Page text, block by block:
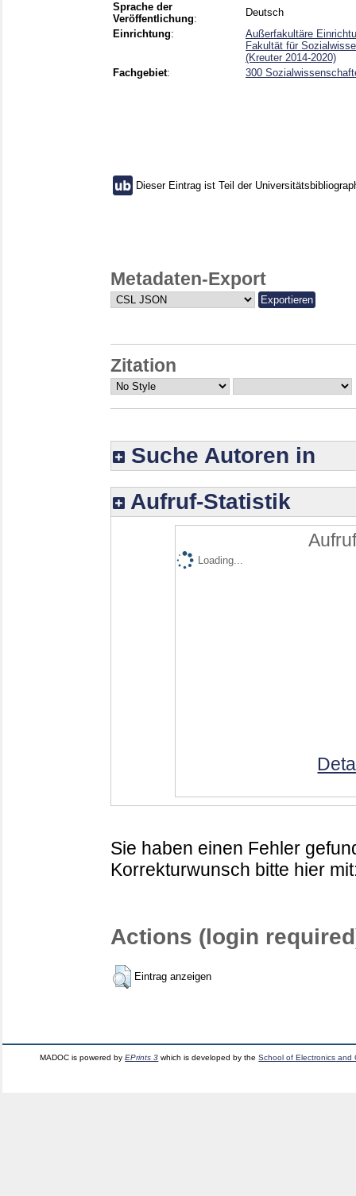
Sprache der
Veröffentlichung:
Deutsch
Einrichtung:
Außerfakultäre
Fakultät für
(Kreuter 2014-2020)
Fachgebiet: 300
Dieser Eintrag ist Teil der
Metadaten-Export
Zitation
Suche Autoren in
Aufruf-Statistik
Loading...
Sie haben einen Fehler
Korrekturwunsch bitte hier
Actions (login
Eintrag anzeigen
MADOC is powered byEPrints 3 which is developed by theSchool of Electronics and